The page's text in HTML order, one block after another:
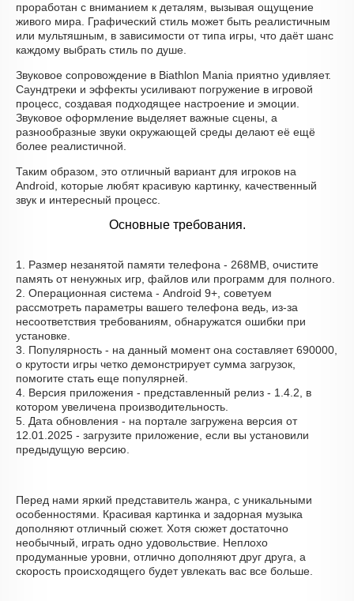
проработан с вниманием к деталям, вызывая ощущение
живого мира. Графический стиль может быть реалистичным
или мультяшным, в зависимости от типа игры, что даёт шанс
каждому выбрать стиль по душе.
Звуковое сопровождение в Biathlon Mania приятно удивляет.
Саундтреки и эффекты усиливают погружение в игровой
процесс, создавая подходящее настроение и эмоции.
Звуковое оформление выделяет важные сцены, а
разнообразные звуки окружающей среды делают её ещё
более реалистичной.
Таким образом, это отличный вариант для игроков на
Android, которые любят красивую картинку, качественный
звук и интересный процесс.
Основные требования.
1. Размер незанятой памяти телефона - 268MB, очистите
память от ненужных игр, файлов или программ для полного.
2. Операционная система - Android 9+, советуем
рассмотреть параметры вашего телефона ведь, из-за
несоответствия требованиям, обнаружатся ошибки при
установке.
3. Популярность - на данный момент она составляет 690000,
о крутости игры четко демонстрирует сумма загрузок,
помогите стать еще популярней.
4. Версия приложения - представленный релиз - 1.4.2, в
котором увеличена производительность.
5. Дата обновления - на портале загружена версия от
12.01.2025 - загрузите приложение, если вы установили
предыдущую версию.
Перед нами яркий представитель жанра, с уникальными
особенностями. Красивая картинка и задорная музыка
дополняют отличный сюжет. Хотя сюжет достаточно
необычный, играть одно удовольствие. Неплохо
продуманные уровни, отлично дополняют друг друга, а
скорость происходящего будет увлекать вас все больше.